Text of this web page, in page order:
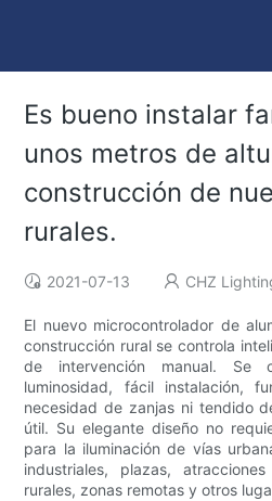
Es bueno instalar
unos metros de
construcción de
rurales.
2021-07-13 CHZ
El nuevo microcontrolador de
construcción rural se controla
de intervención manual. Se
luminosidad, fácil instalación,
necesidad de zanjas ni tendido
útil. Su elegante diseño no
para la iluminación de vías
industriales, plazas,
rurales, zonas remotas y otros